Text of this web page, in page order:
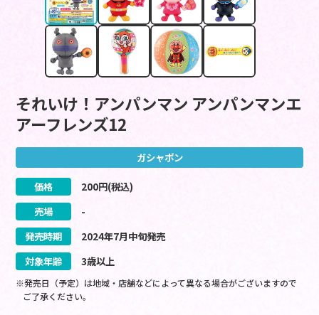
それいけ！アンパンマン アンパンマンエ
アーフレンズ12
ガシャポン
価格 200円(税込)
売場
-
発売時期
2024年7月中旬発売
対象年齢
3歳以上
※発売日（予定）は地域・店舗などによって異なる場合がございますので
ご了承ください。